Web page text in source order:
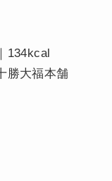
134kcal
勝大福本舗